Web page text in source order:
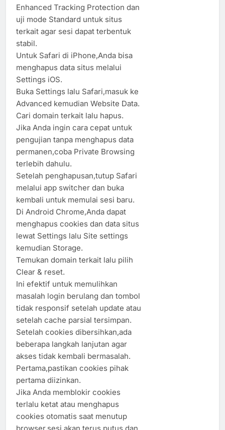
Enhanced Tracking Protection dan
uji mode Standard untuk situs
terkait agar sesi dapat terbentuk
stabil.
Untuk Safari di iPhone,Anda bisa
menghapus data situs melalui
Settings iOS.
Buka Settings lalu Safari,masuk ke
Advanced kemudian Website Data.
Cari domain terkait lalu hapus.
Jika Anda ingin cara cepat untuk
pengujian tanpa menghapus data
permanen,coba Private Browsing
terlebih dahulu.
Setelah penghapusan,tutup Safari
melalui app switcher dan buka
kembali untuk memulai sesi baru.
Di Android Chrome,Anda dapat
menghapus cookies dan data situs
lewat Settings lalu Site settings
kemudian Storage.
Temukan domain terkait lalu pilih
Clear & reset.
Ini efektif untuk memulihkan
masalah login berulang dan tombol
tidak responsif setelah update atau
setelah cache parsial tersimpan.
Setelah cookies dibersihkan,ada
beberapa langkah lanjutan agar
akses tidak kembali bermasalah.
Pertama,pastikan cookies pihak
pertama diizinkan.
Jika Anda memblokir cookies
terlalu ketat atau menghapus
cookies otomatis saat menutup